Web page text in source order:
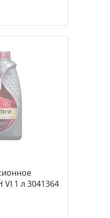
VI 1 л 3041364